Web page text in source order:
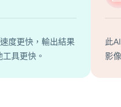
度更快，輸出結果
具更快。
此
影